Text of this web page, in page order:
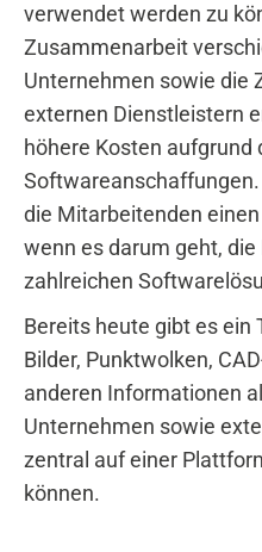
verwendet werden zu
Zusammenarbeit
Unternehmen sowie die
externen Dienstleistern
höhere Kosten aufgrund
die Mitarbeitenden
wenn es darum geht,
zahlreichen
Bereits heute gibt es ein
Bilder, Punktwolken,
anderen Informationen
Unternehmen sowie
zentral auf einer
können.